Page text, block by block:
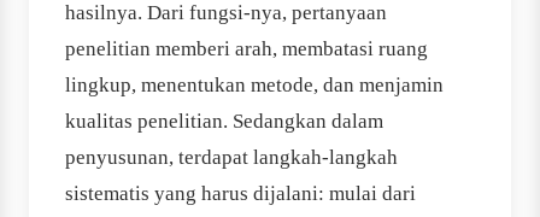
hasilnya. Dari fungsi-nya, pertanyaan
penelitian memberi arah, membatasi ruang
lingkup, menentukan metode, dan menjamin
kualitas penelitian. Sedangkan dalam
penyusunan, terdapat langkah-langkah
sistematis yang harus dijalani: mulai dari